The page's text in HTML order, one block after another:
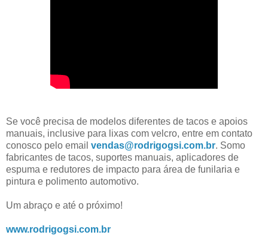
Se você precisa de modelos diferentes de tacos e apoios
manuais, inclusive para lixas com velcro, entre em contato
conosco pelo email vendas@rodrigogsi.com.br. Somo
fabricantes de tacos, suportes manuais, aplicadores de
espuma e redutores de impacto para área de funilaria e
pintura e polimento automotivo.
Um abraço e até o próximo!
www.rodrigogsi.com.br